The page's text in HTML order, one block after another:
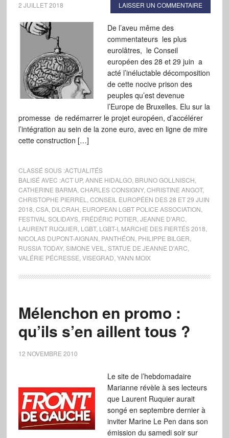
2 JUILLET 2018 LAISSER UN COMMENTAIRE
De l’aveu même des
commentateurs les plus
eurolâtres, le Conseil
européen des 28 et 29 juin a
acté l’inéluctable décomposition
de cette nocive prison des
peuples qu’est devenue
l’Europe de Bruxelles. Elu sur la
promesse de redémarrer le projet européen, d’accélérer
l’intégration au sein de la zone euro, avec en ligne de mire
cette construction […]
CLASSÉ SOUS :ACTUALITÉS
BALISÉ AVEC :ACT UP, ANNE HIDALGO, BRUNO GOLLNISCH
CATHERINE BARMA, CHARLES CONSIGNY, CHRISTINE ANGOT,
CHRISTOPHE PIERREL
CONSEIL EUROPÉEN DES 28 ET 29 JUIN
2018 CSA, DILCRAH EUROPEAN LGBT POLICE ASSOCIATION
FESTIVAL SOLIDAYS, FRÉDÉRIC POTIER JEANNE D'ARC
LAURENT RUQUIER LGBT, LGBT-I, MARCHE DES FIERTÉS 2018
NICOLAS DUPONT-AIGNAN PANTHÉON PHILIPPE BILGER
RUSSIA TODAY, SIMONE VEIL STATUE DE JEANNE D'ARC
VALÉRIE PÉCRESSE VISEGRAD YANN MOIX
Mélenchon en promo :
qu’ils s’en aillent tous ?
12 NOVEMBRE 2010
Le site de l’hebdomadaire
Marianne révèle à ses lecteurs
que Laurent Ruquier aurait
songé en septembre dernier à
inviter Marine Le Pen dans son
émission du samedi soir sur